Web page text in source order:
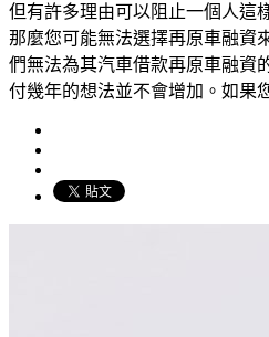
但有許多理由可以阻止一個人這
那麼您可能無法選擇再原車融資
們無法為其汽車借款再原車融資
付幾年的想法並不會增加。如果